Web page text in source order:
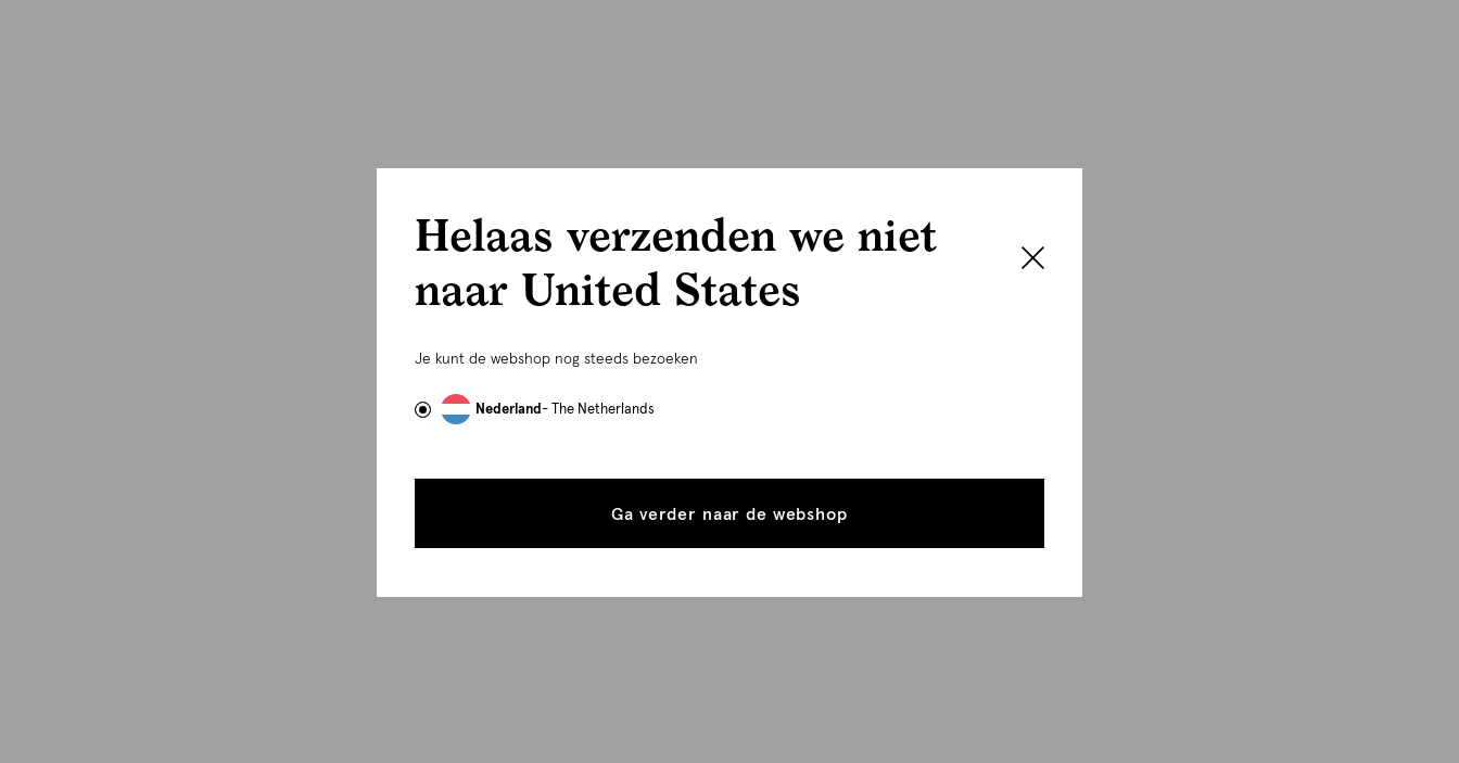
Helaas verzenden we niet
naar United States
Je kunt de webshop nog steeds bezoeken
Nederland- The Netherlands
Ga verder naar de webshop